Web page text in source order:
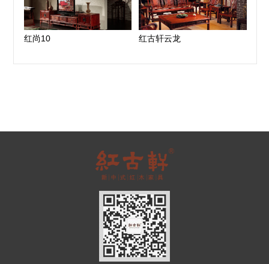
红尚10 红古轩云龙